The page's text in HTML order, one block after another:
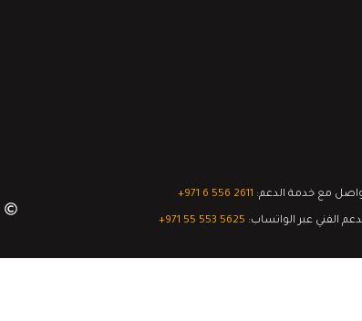
مع خدمة الدعم: ‎+971 6 556 2611
الفني عبر الواتساب: ‎+971 55 553 5625